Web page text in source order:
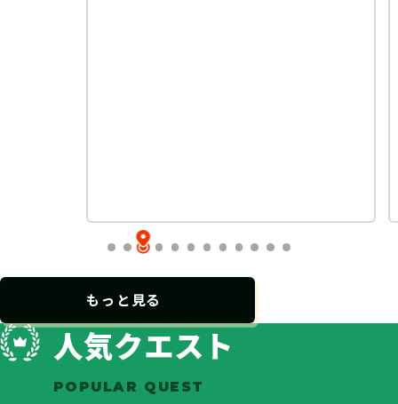
もっと見る
人気クエスト
POPULAR QUEST